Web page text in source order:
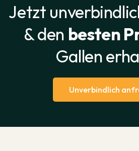
Jetzt
& den besten
Gallen
Unverbindlich